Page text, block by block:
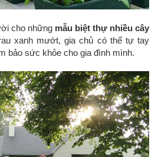
cho những mẫu biệt thự nhiều cây
xanh mướt, gia chủ có thể tự tay
bảo sức khỏe cho gia đình mình.